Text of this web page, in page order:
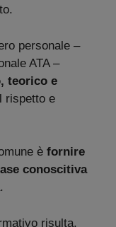
personale –
ATA –
teorico e
rispetto e
è fornire
conoscitiva
risulta,